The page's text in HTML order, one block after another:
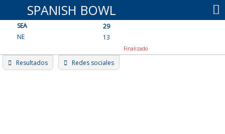
content
SPANISH BOWL
SEA
29
NE
13
Finalizado
Resultados Redes sociales